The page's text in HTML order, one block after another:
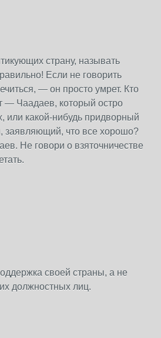
страну, называть
Если не говорить
— он просто умрет. Кто
— Чаадаев, который остро
или какой-нибудь придворный
заявляющий, что все хорошо?
Не говори о взяточничестве
своей страны, а не
должностных лиц.